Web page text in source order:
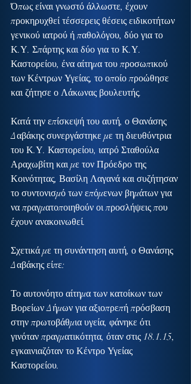
Όπως είναι γνωστό άλλωστε, έχουν
προκηρυχθεί τέσσερεις θέσεις ειδικοτήτων
γενικού ιατρού ή παθολόγου, δύο για το
Κ.Υ. Σπάρτης και δύο για το Κ.Υ.
Καστορείου, ένα αίτημα του προσωπικού
των Κέντρων Υγείας, το οποίο προώθησε
και ζήτησε ο Λάκωνας βουλευτής.
Κατά την επίσκεψή του αυτή, ο Θανάσης
Δαβάκης συνεργάστηκε με τη διευθύντρια
του Κ.Υ. Καστορείου, ιατρό Σταθούλα
Αραχωβίτη και με τον Πρόεδρο της
Κοινότητας, Βασίλη Λαγανά και συζήτησαν
το συντονισμό των επόμενων βημάτων για
να πραγματοποιηθούν οι προσλήψεις που
έχουν ανακοινωθεί.
Σχετικά με τη συνάντηση αυτή, ο Θανάσης
Δαβάκης είπε:
Το αυτονόητο αίτημα των κατοίκων των
Βορείων Δήμων για αξιοπρεπή πρόσβαση
στην πρωτοβάθμια υγεία, φάνηκε ότι
γινόταν πραγματικότητα, όταν στις 18.1.15,
εγκαινιαζόταν το Κέντρο Υγείας
Καστορείου.